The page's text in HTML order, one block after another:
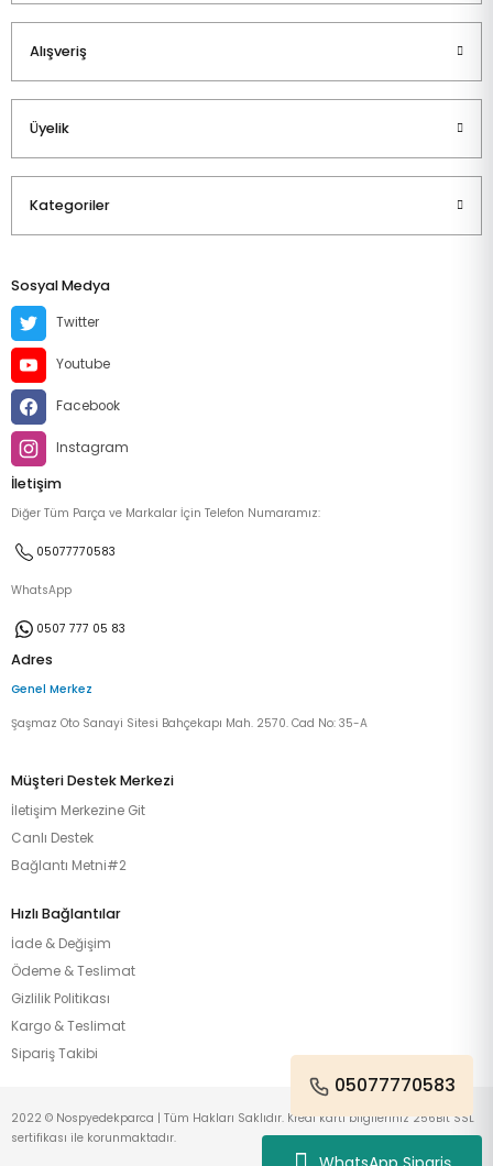
Alışveriş
Üyelik
Kategoriler
Sosyal Medya
Twitter
Youtube
Facebook
Instagram
İletişim
Diğer Tüm Parça ve Markalar İçin Telefon Numaramız:
05077770583
WhatsApp
0507 777 05 83
Adres
Genel Merkez
Şaşmaz Oto Sanayi Sitesi Bahçekapı Mah. 2570. Cad No: 35-A
Müşteri Destek Merkezi
İletişim Merkezine Git
Canlı Destek
Bağlantı Metni#2
Hızlı Bağlantılar
İade & Değişim
Ödeme & Teslimat
Gizlilik Politikası
Kargo & Teslimat
Sipariş Takibi
05077770583
2022 © Nospyedekparca | Tüm Hakları Saklıdır. Kredi kartı bilgileriniz 256Bit SSL
sertifikası ile korunmaktadır.